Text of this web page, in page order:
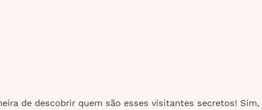
de descobrir quem são esses visitantes secretos! Sim,